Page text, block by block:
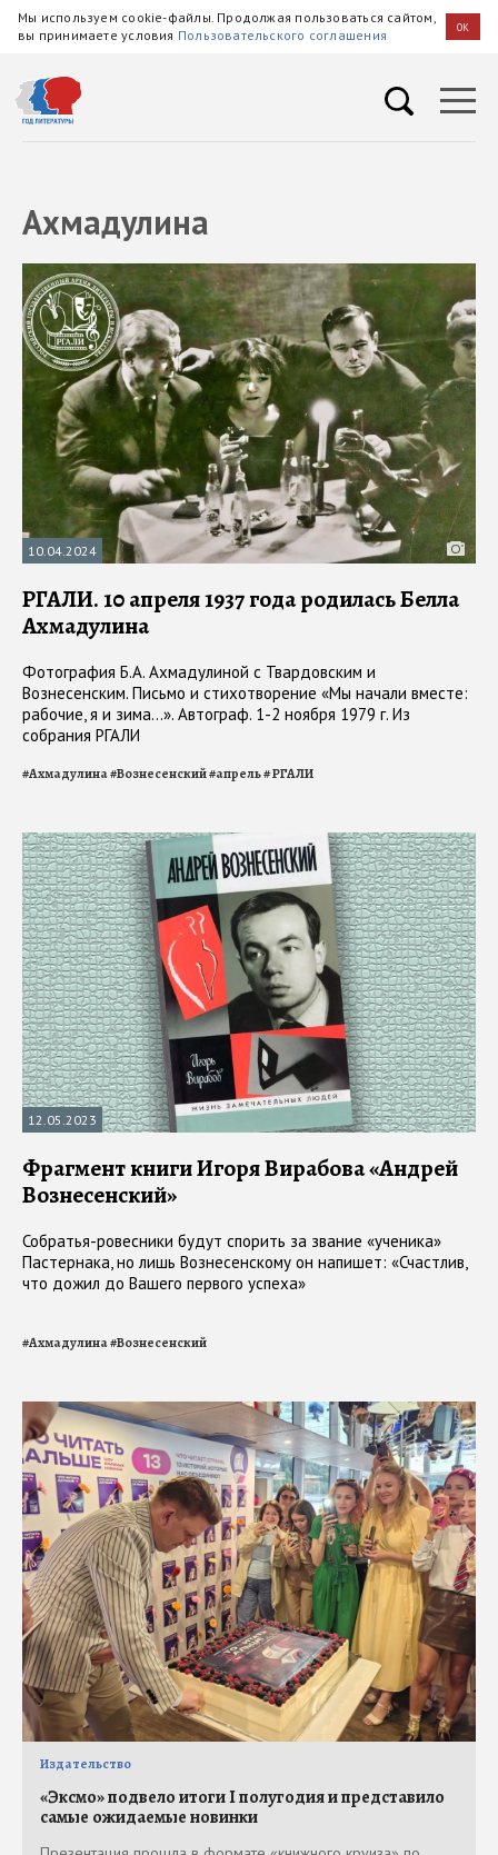
Мы используем cookie-файлы. Продолжая пользоваться сайтом,
вы принимаете условия Пользовательского соглашения OK
Ахмадулина
10.04.2024
РГАЛИ. 10 апреля 1937 года родилась Белла
Ахмадулина
Фотография Б.А. Ахмадулиной с Твардовским и
Вознесенским. Письмо и стихотворение «Мы начали вместе:
рабочие, я и зима…». Автограф. 1-2 ноября 1979 г. Из
собрания РГАЛИ
#Ахмадулина#Вознесенский#апрель#РГАЛИ
12.05.2023
Фрагмент книги Игоря Вирабова «Андрей
Вознесенский»
Собратья-ровесники будут спорить за звание «ученика»
Пастернака, но лишь Вознесен­скому он напишет: «Счастлив,
что дожил до Вашего первого успеха»
#Ахмадулина#Вознесенский
Издательство
«Эксмо» подвело итоги I полугодия и представило
самые ожидаемые новинки